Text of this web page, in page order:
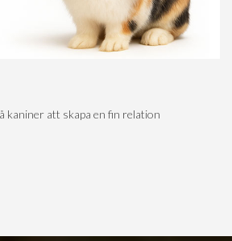
kaniner att skapa en fin relation